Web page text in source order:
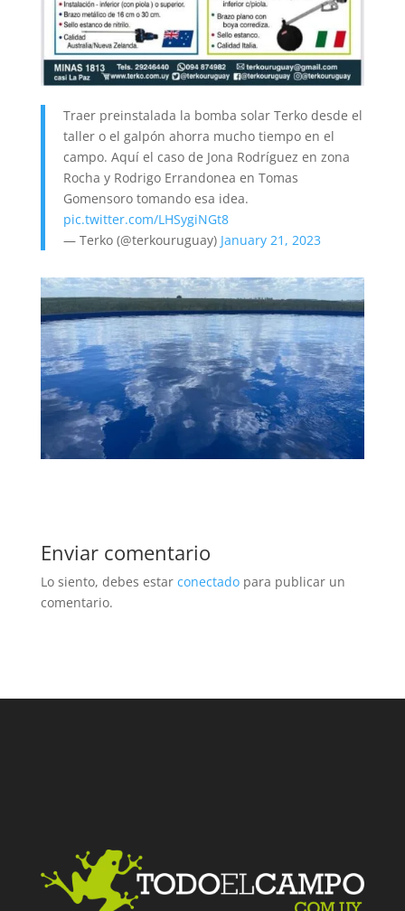
Traer preinstalada la bomba solar Terko desde el
taller o el galpón ahorra mucho tiempo en el
campo. Aquí el caso de Jona Rodríguez en zona
Rocha y Rodrigo Errandonea en Tomas
Gomensoro tomando esa idea.
pic.twitter.com/LHSygiNGt8
— Terko (@terkouruguay) January 21, 2023
Enviar comentario
Lo siento, debes estar conectadopara publicar un
comentario.
Facebook